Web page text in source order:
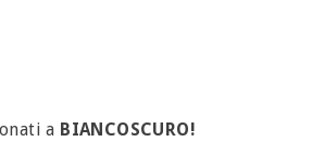
a BIANCOSCURO!